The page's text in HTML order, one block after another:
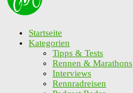
Startseite
Kategorien
Tipps & Tests
Rennen & Marathons
Interviews
Rennradreisen